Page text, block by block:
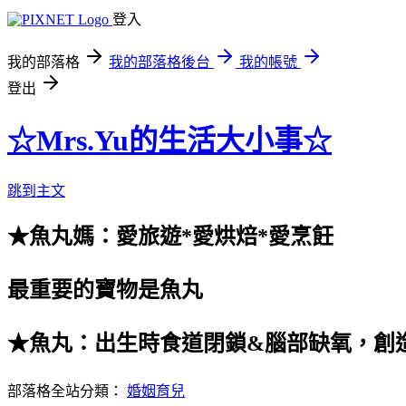
登入
我的部落格 我的部落格後台
我的帳號
登出
☆Mrs.Yu的生活大小事☆
跳到主文
★魚丸媽：愛旅遊*愛烘焙*愛烹飪
最重要的寶物是魚丸
★魚丸：出生時食道閉鎖&腦部缺氧，創
部落格全站分類： 婚姻育兒